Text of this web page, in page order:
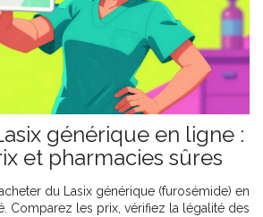
générique en ligne :
et pharmacies sûres
du Lasix générique (furosémide) en
Comparez les prix, vérifiez la légalité des